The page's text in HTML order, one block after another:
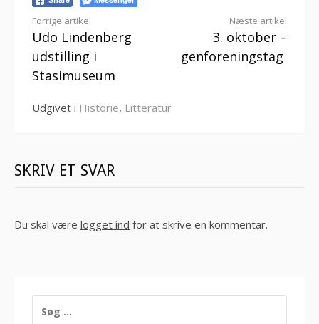
Læs
videre
Forrige artikel
Udo Lindenberg
udstilling i
Stasimuseum
Næste artikel
3. oktober –
genforeningstag
Udgivet i Historie, Litteratur
SKRIV ET SVAR
Du skal være logget ind for at skrive en kommentar.
EFTER: